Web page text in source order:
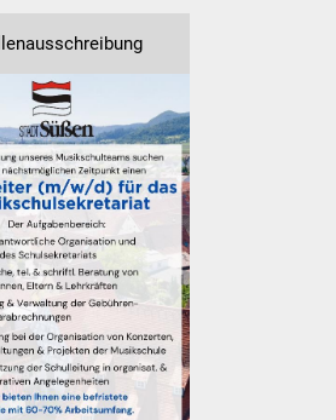
Fachteam Jugend
Familienzentrum
Stadtwerke
Suenergie
NETZMonitor
Gesundheit und Notfall
Ärzte und Apotheken